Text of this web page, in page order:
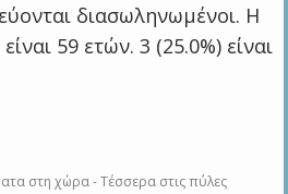
διασωληνωμένοι. Η
59 ετών. 3 (25.0%) είναι
στη χώρα - Τέσσερα στις πύλες